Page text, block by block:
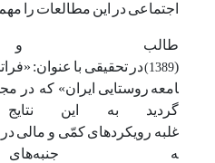
اجتماعیدر این مطالعات را مهم
طالب و
(
1389) در تحقیقی با عنوان:
امعه روستایی ایران» که در
گردید به این
غلبه رویکردهایکمّی و مالیدر
ه